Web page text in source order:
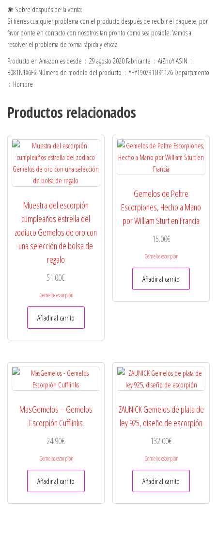
❀ Sobre después de la venta:
Si tienes cualquier problema con el producto después de recibir el paquete, por
favor ponte en contacto con nosotros tan pronto como sea posible. Vamos a
resolver el problema de forma rápida y eficaz.
Producto en Amazon.es desde ‏ : ‎ 29 agosto 2020 Fabricante ‏ : ‎ AiZnoY ASIN ‏ : ‎
B081N1X6FR Número de modelo del producto ‏ : ‎ YHY190731UK1126 Departamento
‏ : ‎ Hombre
Productos relacionados
Muestra del escorpión
cumpleaños estrella del
zodiaco Gemelos de oro con
una selección de bolsa de
regalo
51.00€
Gemelos escorpión
Añadir al carrito
Gemelos de Peltre
Escorpiones, Hecho a Mano
por William Sturt en Francia
15.00€
Gemelos escorpión
Añadir al carrito
MasGemelos – Gemelos
Escorpión Cufflinks
24.90€
Gemelos escorpión
Añadir al carrito
ZAUNICK Gemelos de plata de
ley 925, diseño de escorpión
132.00€
Gemelos escorpión
Añadir al carrito